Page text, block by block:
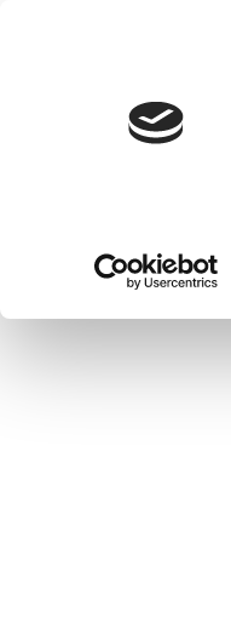
MAIN BOARD
NEW FACES